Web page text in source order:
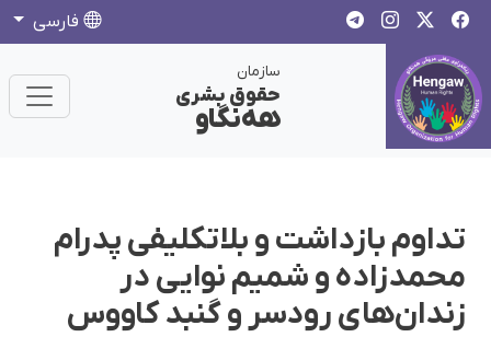
فارسی
سازمان
حقوق بشری
هەنگاو
تداوم بازداشت و بلاتکلیفی پدرام
محمدزاده و شمیم نوایی در
زندان‌های رودسر و گنبد کاووس